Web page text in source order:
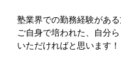
塾業界での勤務経験がある
ご自身で培われた、自分
いただければと思います！